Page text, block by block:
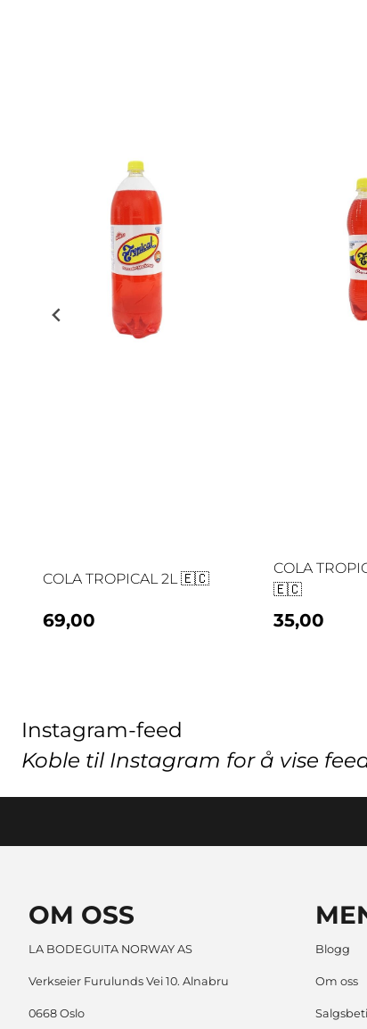
COLA TROPICAL 2L 🇪🇨
69,00
COLA
🇪🇨
35,00
Instagram-feed
Koble til Instagram for å vise
OM OSS
LA BODEGUITA NORWAY AS
Verkseier Furulunds Vei 10. Alnabru
0668 Oslo
Blogg
Om oss